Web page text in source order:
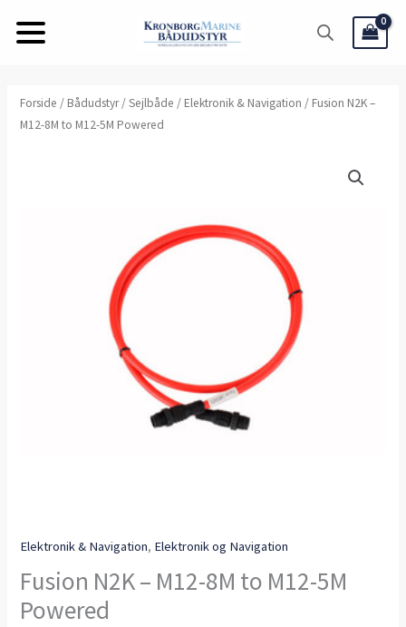
Forside / Bådudstyr/Sejlbåde / Elektronik & Navigation / Fusion N2K –
M12-8M to M12-5M Powered
Elektronik & Navigation, Elektronik og Navigation
Fusion N2K – M12-8M to M12-5M
Powered